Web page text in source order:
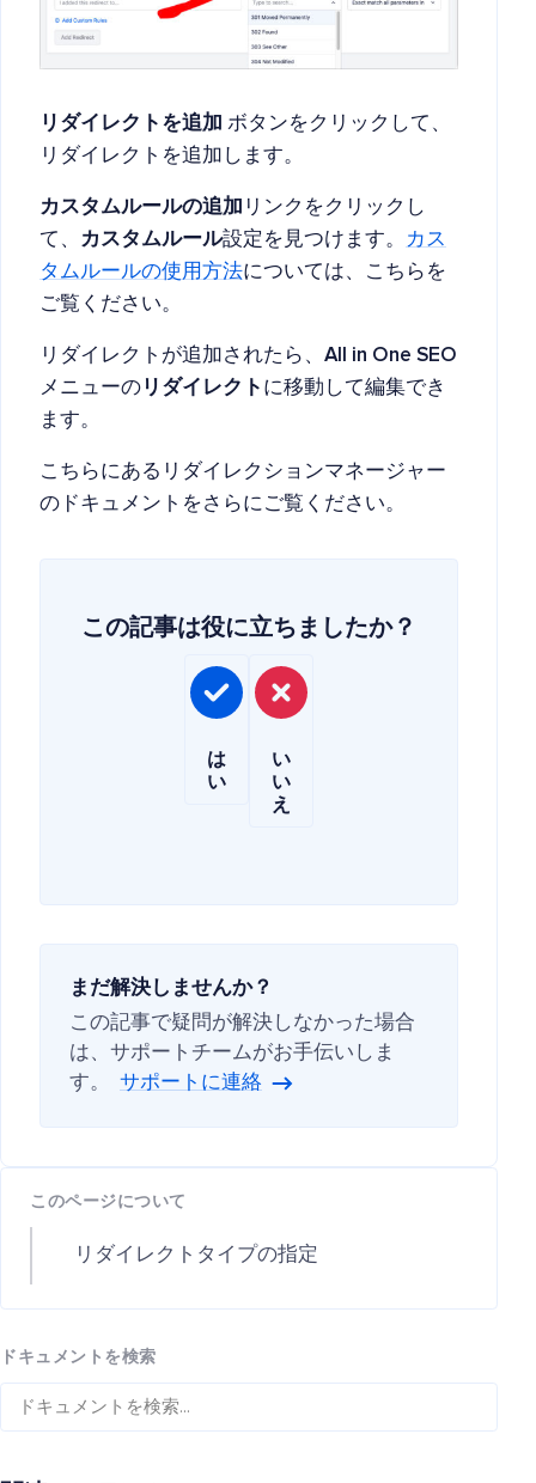
リダイレクトを追加 ボタンをクリックして、
リダイレクトを追加します。
カスタムルールの追加 リンクをクリックし
て、
カスタムルール設定を見つけます。
カス
タムルールの使用方法については、こちらを
ご覧ください。
リダイレクトが追加されたら、 All in One SEO
メニューの リダイレクト に移動して編集でき
ます。
こちらにあるリダイレクションマネージャー
のドキュメントをさらにご覧ください。
この記事は役に立ちましたか？
は
い
い
い
え
まだ解決しませんか？
この記事で疑問が解決しなかった場合
は、サポートチームがお手伝いしま
す。
サポートに連絡
このページについて
リダイレクトタイプの指定
ドキュメントを検索